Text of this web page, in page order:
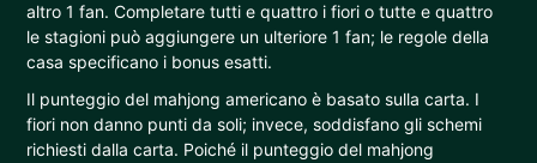
altro 1 fan. Completare tutti e quattro i fiori o tutte e quattro
le stagioni può aggiungere un ulteriore 1 fan; le regole della
casa specificano i bonus esatti.
Il punteggio del mahjong americano è basato sulla carta. I
fiori non danno punti da soli; invece, soddisfano gli schemi
richiesti dalla carta. Poiché il punteggio del mahjong